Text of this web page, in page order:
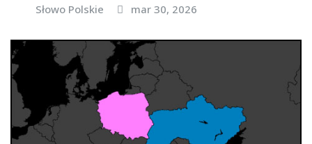
Słowo Polskie mar 30, 2026